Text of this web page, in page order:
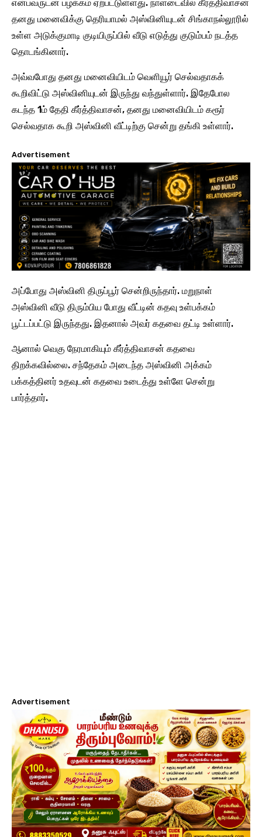
என்பவருடன் பழக்கம் ஏற்பட்டுள்ளது. நாளடைவில் கீர்த்திவாசன்
தனது மனைவிக்கு தெரியாமல் அஸ்வினியுடன் சிங்காநல்லூரில்
உள்ள அடுக்குமாடி குடியிருப்பில் வீடு எடுத்து குடும்பம் நடத்த
தொடங்கினார்.
அவ்வபோது தனது மனைவியிடம் வெளியூர் செல்வதாகக்
கூறிவிட்டு அஸ்வினியுடன் இருந்து வந்துள்ளார். இதேபோல
கடந்த 1ம் தேதி கீர்த்திவாசன், தனது மனைவியிடம் கரூர்
செல்வதாக கூறி அஸ்வினி வீட்டிற்கு சென்று தங்கி உள்ளார்.
Advertisement
அப்போது அஸ்வினி திருப்பூர் சென்றிருந்தார். மறுநாள்
அஸ்வினி வீடு திரும்பிய போது வீட்டின் கதவு உள்பக்கம்
பூட்டப்பட்டு இருந்தது. இதனால் அவர் கதவை தட்டி உள்ளார்.
ஆனால் வெகு நேரமாகியும் கீர்த்திவாசன் கதவை
திறக்கவில்லை. சந்தேகம் அடைந்த அஸ்வினி அக்கம்
பக்கத்தினர் உதவுடன் கதவை உடைத்து உள்ளே சென்று
பார்த்தார்.
Advertisement